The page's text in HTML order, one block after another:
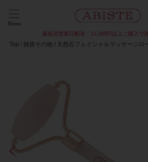
Menu
最短翌営業日配送・11,000円以上ご購入で
Top 雑貨その他 天然石フェイシャルマッサージロ